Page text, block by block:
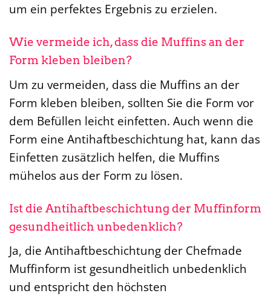
um ein perfektes Ergebnis zu erzielen.
Wie vermeide ich, dass die Muffins an der
Form kleben bleiben?
Um zu vermeiden, dass die Muffins an der
Form kleben bleiben, sollten Sie die Form vor
dem Befüllen leicht einfetten. Auch wenn die
Form eine Antihaftbeschichtung hat, kann das
Einfetten zusätzlich helfen, die Muffins
mühelos aus der Form zu lösen.
Ist die Antihaftbeschichtung der Muffinform
gesundheitlich unbedenklich?
Ja, die Antihaftbeschichtung der Chefmade
Muffinform ist gesundheitlich unbedenklich
und entspricht den höchsten